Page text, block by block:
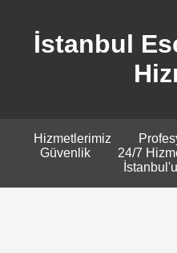
İstanbul
Hizmetlerimiz
Güvenlik
24/7